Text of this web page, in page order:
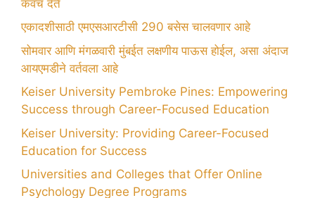
कवच देते
एकादशीसाठी एमएसआरटीसी 290 बसेस चालवणार आहे
सोमवार आणि मंगळवारी मुंबईत लक्षणीय पाऊस होईल, असा अंदाज
आयएमडीने वर्तवला आहे
Keiser University Pembroke Pines: Empowering
Success through Career-Focused Education
Keiser University: Providing Career-Focused
Education for Success
Universities and Colleges that Offer Online
Psychology Degree Programs